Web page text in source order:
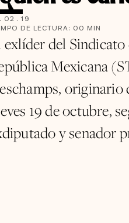
. 02 . 19
DE LECTURA: 00 MIN
exlíder del
Mexicana
originario
19 de octubre,
y senador